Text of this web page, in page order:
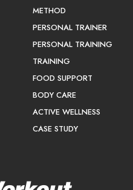
METHOD
PERSONAL TRAINER
PERSONAL TRAINING
TRAINING
FOOD SUPPORT
BODY CARE
ACTIVE WELLNESS
CASE STUDY